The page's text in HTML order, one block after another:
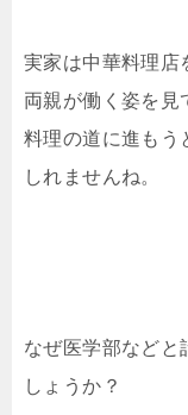
実家は中華料理店
両親が働く姿を見
料理の道に進もう
しれませんね。
なぜ医学部などと
しょうか？